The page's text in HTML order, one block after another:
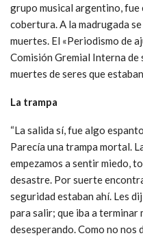
grupo musical argentino, fue
cobertura. A la madrugada
muertes. El «Periodismo de
Comisión Gremial Interna de
muertes de seres que
La trampa
“La salida sí, fue algo
Parecía una trampa mortal.
empezamos a sentir miedo,
desastre. Por suerte
seguridad estaban ahí. Les
para salir; que iba a terminar
desesperando. Como no nos